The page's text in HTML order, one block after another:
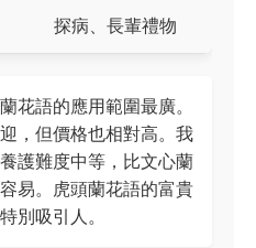
探病、長輩禮物
花語的應用範圍最廣。
，但價格也相對高。我
護難度中等，比文心蘭
易。虎頭蘭花語的富貴
別吸引人。